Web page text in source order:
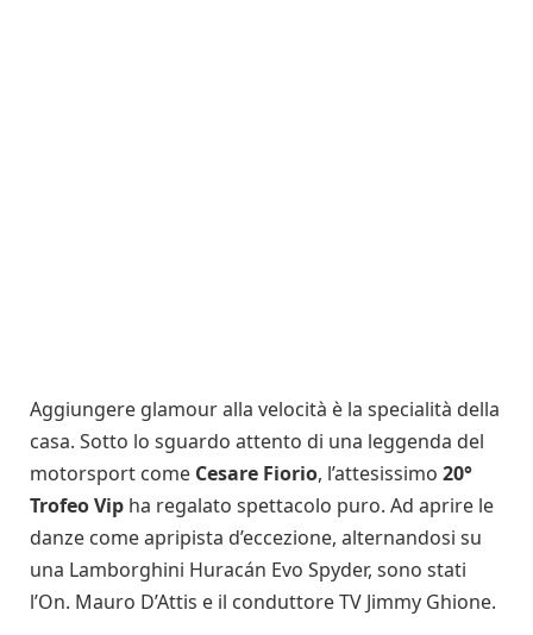
Aggiungere glamour alla velocità è la specialità della
casa. Sotto lo sguardo attento di una leggenda del
motorsport come Cesare Fiorio, l’attesissimo 20°
Trofeo Vip ha regalato spettacolo puro. Ad aprire le
danze come apripista d’eccezione, alternandosi su
una Lamborghini Huracán Evo Spyder, sono stati
l’On. Mauro D’Attis e il conduttore TV Jimmy Ghione.